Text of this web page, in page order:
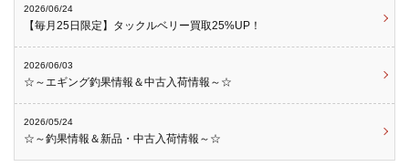
2026/06/24
【毎月25日限定】タックルベリー買取25%UP！
2026/06/03
☆～エギング釣果情報＆中古入荷情報～☆
2026/05/24
☆～釣果情報＆新品・中古入荷情報～☆